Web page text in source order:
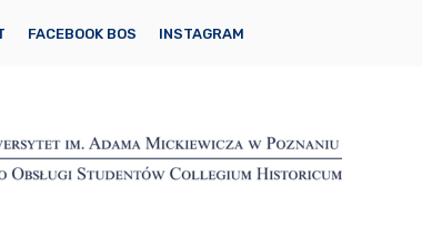
FACEBOOK BOS INSTAGRAM